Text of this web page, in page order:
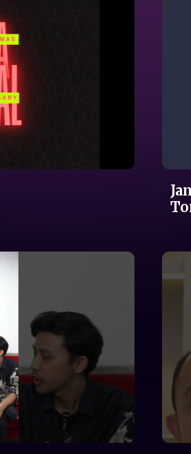
Daikin
Showroom
Sewa
Sosial
Hubungi
Kebijakan